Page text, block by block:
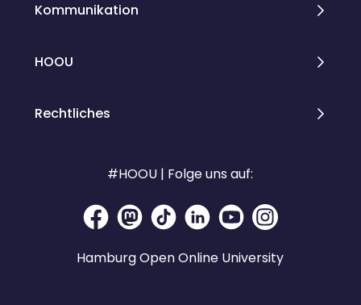
Kommunikation
HOOU
Rechtliches
#HOOU | Folge uns auf:
Hamburg Open Online University